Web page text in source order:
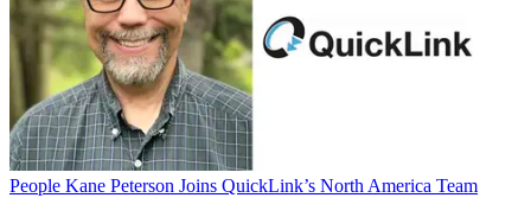
People Kane Peterson Joins QuickLink’s North America Team